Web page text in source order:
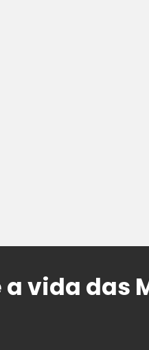
vida das